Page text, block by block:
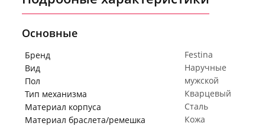
Основные
Бренд
Festina
Вид
Наручные
Пол
мужской
Тип механизма
Кварцевый
Материал корпуса
Сталь
Материал браслета/ремешка
Кожа